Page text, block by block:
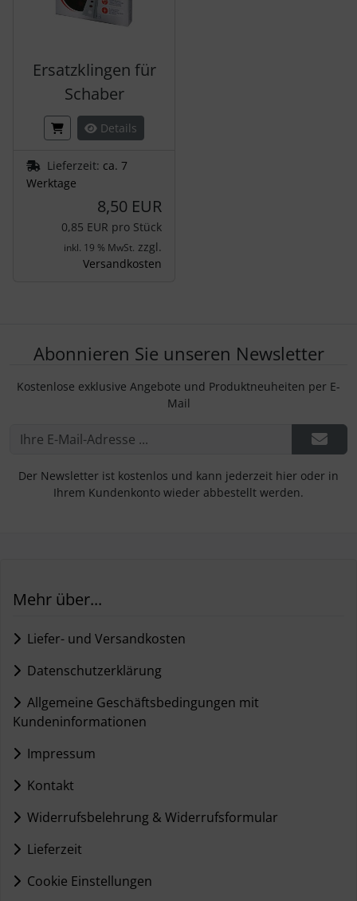
Ersatzklingen für
Schaber
Details
Lieferzeit: ca. 7
Werktage
8,50 EUR
0,85 EUR pro Stück
inkl. 19 % MwSt. zzgl.
Versandkosten
Abonnieren Sie unseren Newsletter
Kostenlose exklusive Angebote und Produktneuheiten per E-
Mail
Der Newsletter ist kostenlos und kann jederzeit hier oder in
Ihrem Kundenkonto wieder abbestellt werden.
Mehr über...
Liefer- und Versandkosten
Datenschutzerklärung
Allgemeine Geschäftsbedingungen mit
Kundeninformationen
Impressum
Kontakt
Widerrufsbelehrung & Widerrufsformular
Lieferzeit
Cookie Einstellungen